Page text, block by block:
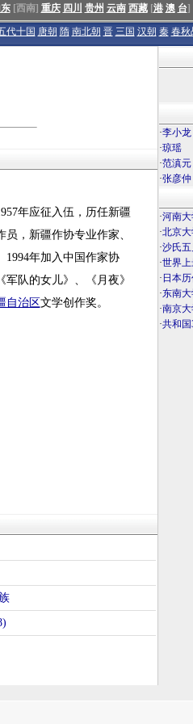
[西南] 重庆 四川 贵州 云南 西藏[港 澳 台]
代十国 唐朝 隋 南北朝 晋 三国 汉朝 秦 春秋
年应征入伍，历任新疆
，新疆作协专业作家、
1994年加入中国作家协
队的女儿》、《月夜》
自治区文学创作奖。
·李小龙
·琼瑶
·范滇元
·张彦仲
·河南
·北京
·沙氏
·世界上
· 日本
·东南
·南京
·共和国